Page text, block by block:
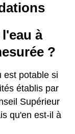
à
?
est potable si
établis par
Supérieur
qu'en est-il à